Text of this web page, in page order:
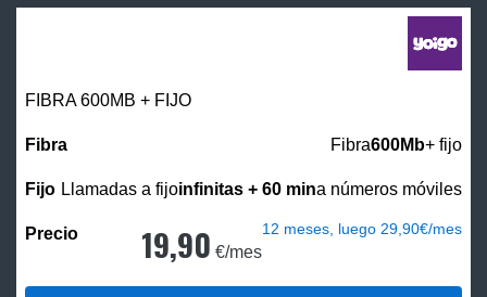
FIBRA 600MB + FIJO
Fibra600Mb+ fijo
Llamadas a fijoinfinitas + 60 mina números móviles
19,90 €/mes
12 meses, luego 29,90€/mes